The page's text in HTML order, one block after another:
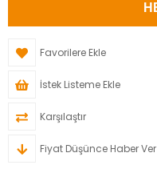
Favorilere Ekle
İstek Listeme Ekle
Karşılaştır
Fiyat Düşünce Haber Ver